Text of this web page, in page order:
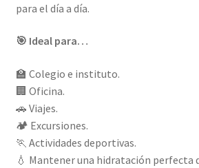
para el día a día.
🎯 Ideal para…
🏫 Colegio e instituto.
🏢 Oficina.
🚗 Viajes.
🏕️ Excursiones.
🏃 Actividades deportivas.
💧 Mantener una hidratación perfecta